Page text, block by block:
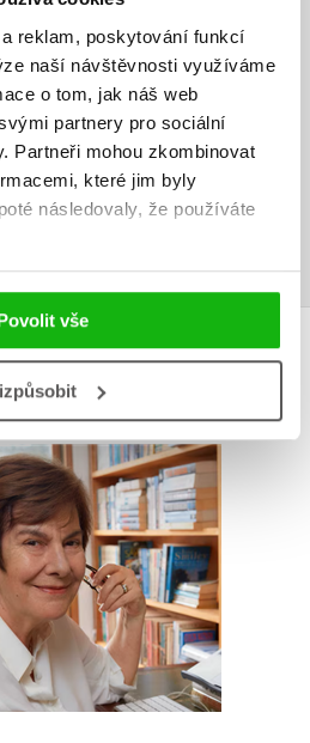
reklam, poskytování funkcí
naší návštěvnosti využíváme
o tom, jak náš web
partnery pro sociální
Partneři mohou zkombinovat
které jim byly
následovaly, že používáte
vše
žádná uživatelská hodnocení.
pouze registrovaní uživatelé
KNIHY